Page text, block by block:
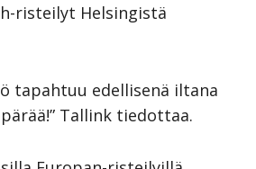
risteilyt Helsingistä
tapahtuu edellisenä iltana
Tallink tiedottaa.